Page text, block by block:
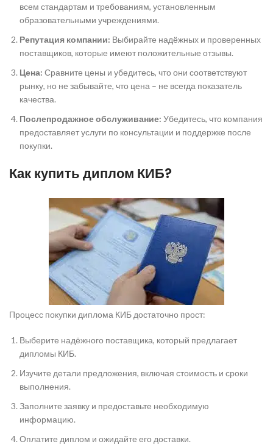
всем стандартам и требованиям, установленным
образовательными учреждениями.
Репутация компании: Выбирайте надёжных и проверенных
поставщиков, которые имеют положительные отзывы.
Цена: Сравните цены и убедитесь, что они соответствуют
рынку, но не забывайте, что цена – не всегда показатель
качества.
Послепродажное обслуживание: Убедитесь, что компания
предоставляет услуги по консультации и поддержке после
покупки.
Как купить диплом КИБ?
Процесс покупки диплома КИБ достаточно прост:
Выберите надёжного поставщика, который предлагает
дипломы КИБ.
Изучите детали предложения, включая стоимость и сроки
выполнения.
Заполните заявку и предоставьте необходимую
информацию.
Оплатите диплом и ожидайте его доставки.